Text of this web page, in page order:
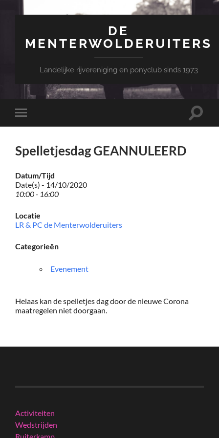
DE
MENTERWOLDERUITERS
Landelijke rijvereniging en ponyclub sinds 1973
Toggle
mobiel
Toggle
Spelletjesdag GEANNULEERD
Datum/Tijd
Date(s) - 14/10/2020
10:00 - 16:00
Locatie
LR & PC de Menterwolderuiters
Categorieën
Evenement
Helaas kan de spelletjes dag door de nieuwe Corona
maatregelen niet doorgaan.
Activiteiten
Wedstrijden
Ruiterkamp